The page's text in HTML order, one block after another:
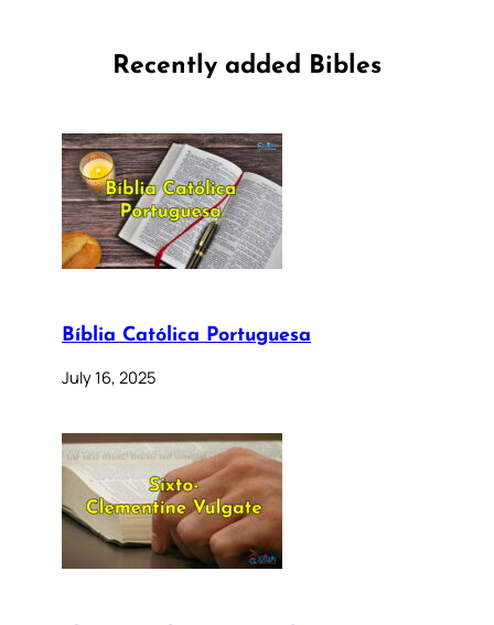
Recently added Bibles
Bíblia Católica Portuguesa
July 16, 2025